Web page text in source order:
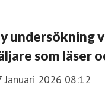
undersökning
som läser
Januari 2026 08:12